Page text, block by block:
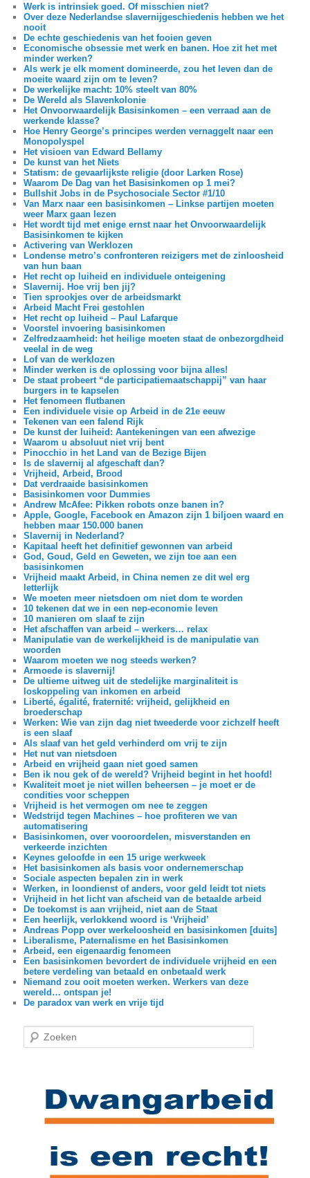
Werk is intrinsiek goed. Of misschien niet?
Over deze Nederlandse slavernijgeschiedenis hebben we het
nooit
De echte geschiedenis van het fooien geven
Economische obsessie met werk en banen. Hoe zit het met
minder werken?
Als werk je elk moment domineerde, zou het leven dan de
moeite waard zijn om te leven?
De werkelijke macht: 10% steelt van 80%
De Wereld als Slavenkolonie
Het Onvoorwaardelijk Basisinkomen – een verraad aan de
werkende klasse?
Hoe Henry George’s principes werden vernaggelt naar een
Monopolyspel
Het visioen van Edward Bellamy
De kunst van het Niets
Statism: de gevaarlijkste religie (door Larken Rose)
Waarom De Dag van het Basisinkomen op 1 mei?
Bullshit Jobs in de Psychosociale Sector #1/10
Van Marx naar een basisinkomen – Linkse partijen moeten
weer Marx gaan lezen
Het wordt tijd met enige ernst naar het Onvoorwaardelijk
Basisinkomen te kijken
Activering van Werklozen
Londense metro’s confronteren reizigers met de zinloosheid
van hun baan
Het recht op luiheid en individuele onteigening
Slavernij. Hoe vrij ben jij?
Tien sprookjes over de arbeidsmarkt
Arbeid Macht Frei gestohlen
Het recht op luiheid – Paul Lafarque
Voorstel invoering basisinkomen
Zelfredzaamheid: het heilige moeten staat de onbezorgdheid
veelal in de weg
Lof van de werklozen
Minder werken is de oplossing voor bijna alles!
De staat probeert “de participatiemaatschappij” van haar
burgers in te kapselen
Het fenomeen flutbanen
Een individuele visie op Arbeid in de 21e eeuw
Tekenen van een falend Rijk
De kunst der luiheid: Aantekeningen van een afwezige
Waarom u absoluut niet vrij bent
Pinocchio in het Land van de Bezige Bijen
Is de slavernij al afgeschaft dan?
Vrijheid, Arbeid, Brood
Dat verdraaide basisinkomen
Basisinkomen voor Dummies
Andrew McAfee: Pikken robots onze banen in?
Apple, Google, Facebook en Amazon zijn 1 biljoen waard en
hebben maar 150.000 banen
Slavernij in Nederland?
Kapitaal heeft het definitief gewonnen van arbeid
God, Goud, Geld en Geweten, we zijn toe aan een
basisinkomen
Vrijheid maakt Arbeid, in China nemen ze dit wel erg
letterlijk
We moeten meer nietsdoen om niet dom te worden
10 tekenen dat we in een nep-economie leven
10 manieren om slaaf te zijn
Het afschaffen van arbeid – werkers… relax
Manipulatie van de werkelijkheid is de manipulatie van
woorden
Waarom moeten we nog steeds werken?
Armoede is slavernij!
De ultieme uitweg uit de stedelijke marginaliteit is
loskoppeling van inkomen en arbeid
Liberté, égalité, fraternité: vrijheid, gelijkheid en
broederschap
Werken: Wie van zijn dag niet tweederde voor zichzelf heeft
is een slaaf
Als slaaf van het geld verhinderd om vrij te zijn
Het nut van nietsdoen
Arbeid en vrijheid gaan niet goed samen
Ben ik nou gek of de wereld? Vrijheid begint in het hoofd!
Kwaliteit moet je niet willen beheersen – je moet er de
condities voor scheppen
Vrijheid is het vermogen om nee te zeggen
Wedstrijd tegen Machines – hoe profiteren we van
automatisering
Basisinkomen, over vooroordelen, misverstanden en
verkeerde inzichten
Keynes geloofde in een 15 urige werkweek
Het basisinkomen als basis voor ondernemerschap
Sociale aspecten bepalen zin in werk
Werken, in loondienst of anders, voor geld leidt tot niets
Vrijheid in het licht van afscheid van de betaalde arbeid
De toekomst is aan vrijheid, niet aan de Staat
Een heerlijk, verlokkend woord is ‘Vrijheid’
Andreas Popp over werkeloosheid en basisinkomen [duits]
Liberalisme, Paternalisme en het Basisinkomen
Arbeid, een eigenaardig fenomeen
Een basisinkomen bevordert de individuele vrijheid en een
betere verdeling van betaald en onbetaald werk
Niemand zou ooit moeten werken. Werkers van deze
wereld… ontspan je!
De paradox van werk en vrije tijd
e